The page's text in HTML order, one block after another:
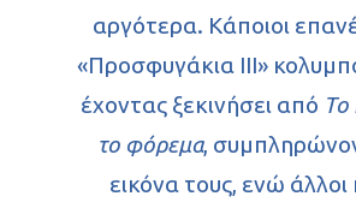
αργότερα. Κάποιοι
«Προσφυγάκια ΙΙΙ»
έχοντας ξεκινήσει από Το
το φόρεμα,
εικόνα τους, ενώ